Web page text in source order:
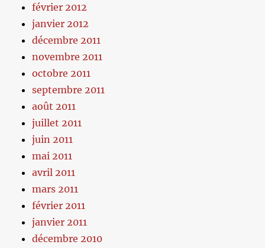
février 2012
janvier 2012
décembre 2011
novembre 2011
octobre 2011
septembre 2011
août 2011
juillet 2011
juin 2011
mai 2011
avril 2011
mars 2011
février 2011
janvier 2011
décembre 2010